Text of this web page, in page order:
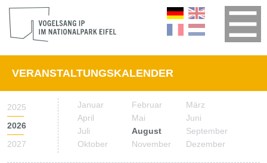
VERANSTALTUNGSKALENDER
2025
2026
2027
Januar Februar
März
April
Mai
Juni
Juli
August
September
Oktober
November Dezember